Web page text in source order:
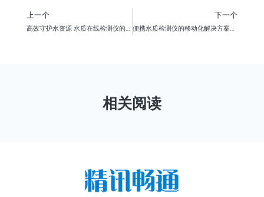
上一个
高效守护水资源 水质在线检测仪的重要性
下一个
便携水质检测仪的移动化解决方案与实战案例
相关阅读